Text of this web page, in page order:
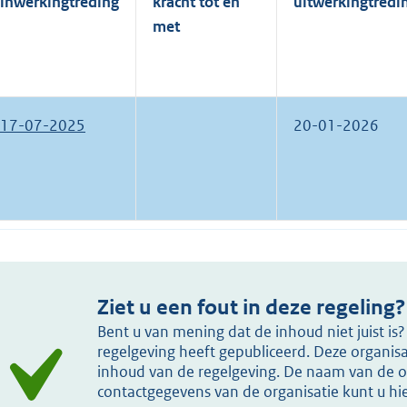
met
17-07-2025 20-01-2026
Ziet u een fout in deze regeling?
Bent u van mening dat de inhoud niet juist
regelgeving heeft gepubliceerd. Deze
inhoud van de regelgeving. De naam van de
contactgegevens van de organisatie kunt u